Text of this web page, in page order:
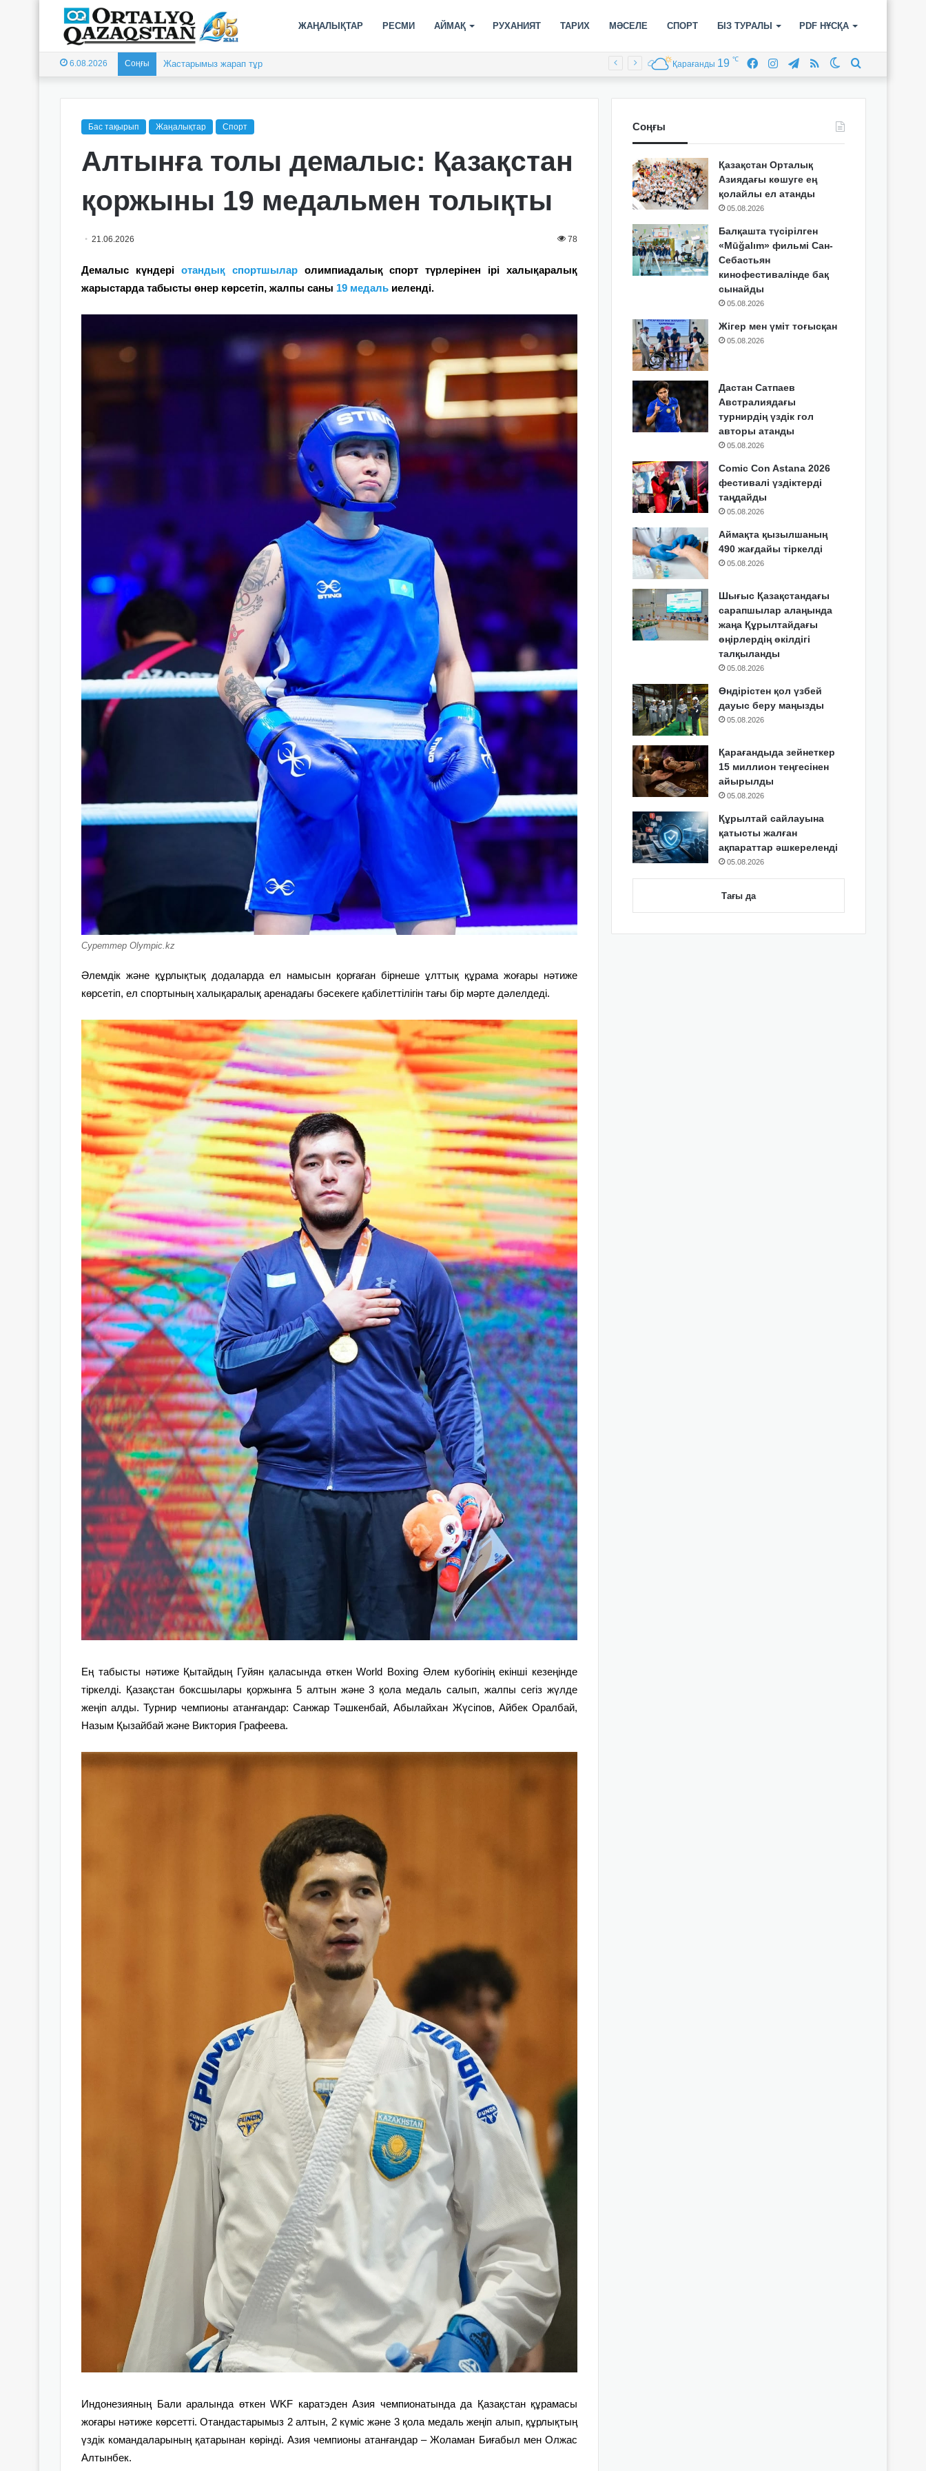
ЖАҢАЛЫҚТАР РЕСМИ АЙМАҚ РУХАНИЯТ ТАРИХ МӘСЕЛЕ СПОРТ БІЗ ТУРАЛЫ PDF НҰСҚА
6.08.2026 Соңғы Жеңіс жылнамасының бастауы Switch
RSS
Telegram
Instagram
Facebook
Қарағанды 19 ℃
Бас тақырып Жаңалықтар Спорт
Алтынға толы демалыс: Қазақстан
қоржыны 19 медальмен толықты
21.06.2026 78
Демалыс күндері отандық спортшыларолимпиадалық спорт түрлерінен ірі халықаралық
жарыстарда табысты өнер көрсетіп, жалпы саны 19 медаль иеленді.
Суреттер Olуmpic.kz
Әлемдік және құрлықтық додаларда ел намысын қорғаған бірнеше ұлттық құрама жоғары нәтиже
көрсетіп, ел спортының халықаралық аренадағы бәсекеге қабілеттілігін тағы бір мәрте дәлелдеді.
Ең табысты нәтиже Қытайдың Гуйян қаласында өткен World Boxing Әлем кубогінің екінші кезеңінде
тіркелді. Қазақстан боксшылары қоржынға 5 алтын және 3 қола медаль салып, жалпы сегіз жүлде
жеңіп алды. Турнир чемпионы атанғандар: Санжар Тәшкенбай, Абылайхан Жүсіпов, Айбек Оралбай,
Назым Қызайбай және Виктория Графеева.
Индонезияның Бали аралында өткен WKF каратэден Азия чемпионатында да Қазақстан құрамасы
жоғары нәтиже көрсетті. Отандастарымыз 2 алтын, 2 күміс және 3 қола медаль жеңіп алып, құрлықтың
үздік командаларының қатарынан көрінді. Азия чемпионы атанғандар – Жоламан Биғабыл мен Олжас
Алтынбек.
Соңғы
Қазақстан Орталық
Азиядағы көшуге ең
қолайлы ел атанды
05.08.2026
Балқашта түсірілген
«Mūğalım» фильмі Сан-
Себастьян
кинофестивалінде бақ
сынайды
05.08.2026
Жігер мен үміт тоғысқан
05.08.2026
Дастан Сатпаев
Австралиядағы
турнирдің үздік гол
авторы атанды
05.08.2026
Comic Con Astana 2026
фестивалі үздіктерді
таңдайды
05.08.2026
Аймақта қызылшаның
490 жағдайы тіркелді
05.08.2026
Шығыс Қазақстандағы
сарапшылар алаңында
жаңа Құрылтайдағы
өңірлердің өкілдігі
талқыланды
05.08.2026
Өндірістен қол үзбей
дауыс беру маңызды
05.08.2026
Қарағандыда зейнеткер
15 миллион теңгесінен
айырылды
05.08.2026
Құрылтай сайлауына
қатысты жалған
ақпараттар әшкереленді
05.08.2026
Тағы да